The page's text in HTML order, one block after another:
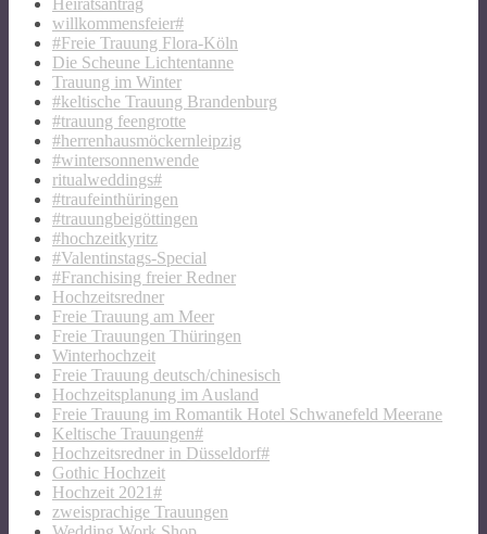
willkommensfeier#
#Freie Trauung Flora-Köln
Die Scheune Lichtentanne
Trauung im Winter
#keltische Trauung Brandenburg
#trauung feengrotte
#herrenhausmöckernleipzig
#wintersonnenwende
ritualweddings#
#traufeinthüringen
#trauungbeigöttingen
#hochzeitkyritz
#Valentinstags-Special
#Franchising freier Redner
Hochzeitsredner
Freie Trauung am Meer
Freie Trauungen Thüringen
Winterhochzeit
Freie Trauung deutsch/chinesisch
Hochzeitsplanung im Ausland
Freie Trauung im Romantik Hotel Schwanefeld Meerane
Keltische Trauungen#
Hochzeitsredner in Düsseldorf#
Gothic Hochzeit
Hochzeit 2021#
zweisprachige Trauungen